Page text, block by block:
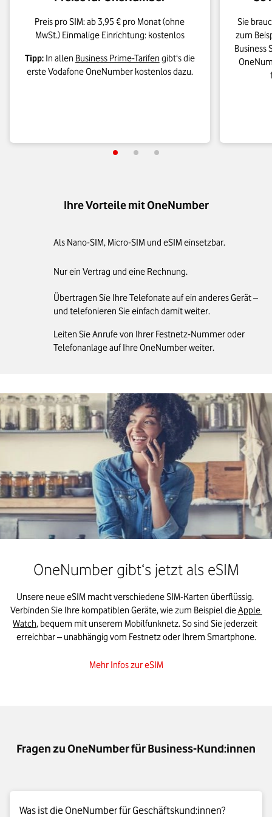
Preis pro SIM: ab 3,95 € pro Monat (ohne
MwSt.) Einmalige Einrichtung: kostenlos
Tipp:In allen Business Prime-Tarifen gibt‘s die
erste Vodafone OneNumber kostenlos dazu.
Sie
zum
Business
Ihre Vorteile mit OneNumber
Als Nano-SIM, Micro-SIM und eSIM einsetzbar.
Nur ein Vertrag und eine Rechnung.
Übertragen Sie Ihre Telefonate auf ein anderes Gerät –
und telefonieren Sie einfach damit weiter.
Leiten Sie Anrufe von Ihrer Festnetz-Nummer oder
Telefonanlage auf Ihre OneNumber weiter.
OneNumber gibt‘s jetzt als eSIM
Unsere neue eSIM macht verschiedene SIM-Karten überflüssig.
Verbinden Sie Ihre kompatiblen Geräte, wie zum Beispiel die Apple
Watch, bequem mit unserem Mobilfunknetz. So sind Sie jederzeit
erreichbar – unabhängig vom Festnetz oder Ihrem Smartphone.
Mehr Infos zur eSIM
Fragen zu OneNumber für Business-Kund:innen
Was ist die OneNumber für Geschäftskund:innen?